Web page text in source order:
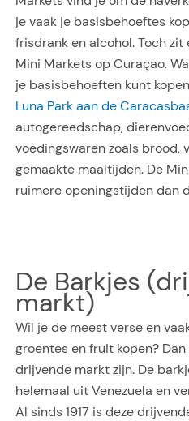
je vaak je basisbehoeftes
frisdrank en alcohol. Toch
Mini Markets op Curaçao.
je basisbehoeften kunt
Luna Park aan de
autogereedschap,
voedingswaren zoals brood,
gemaakte maaltijden. De
ruimere openingstijden dan
De Barkjes
markt)
Wil je de meest verse en
groentes en fruit kopen?
drijvende markt zijn. De
helemaal uit Venezuela en
Al sinds 1917 is deze